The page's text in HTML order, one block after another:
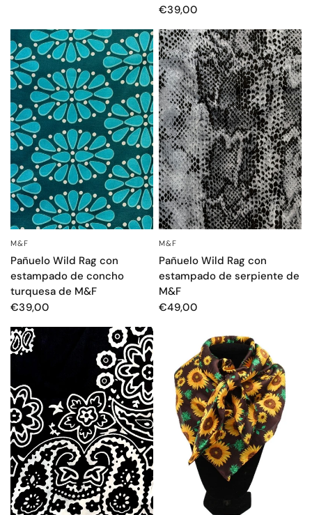
€39,00
M&F
Pañuelo Wild Rag con
estampado de concho
turquesa de M&F
€39,00
M&F
Pañuelo Wild Rag con
estampado de serpiente de
M&F
€49,00